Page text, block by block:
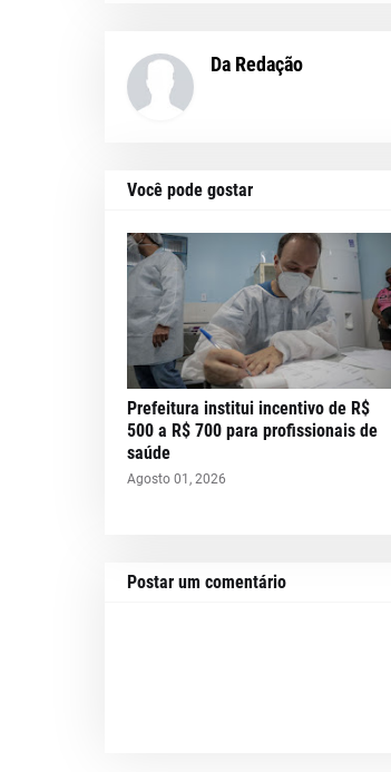
Da Redação
Você pode gostar
Prefeitura institui incentivo de R$
500 a R$ 700 para profissionais de
saúde
Agosto 01, 2026
Postar um comentário